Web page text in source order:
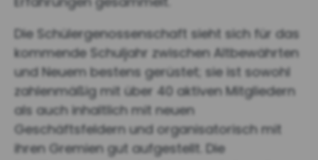
Die Schülergenossenschaft sieht sich für das
kommende Schuljahr zwischen Altbewährten
und Neuem bestens gerüstet; sie ist sowohl
zahlenmäßig mit über 40 aktiven Mitgliedern
als auch inhaltlich mit neuen
Geschäftsfeldern und organisatorisch mit
ihren Gremien gut aufgestellt. Die